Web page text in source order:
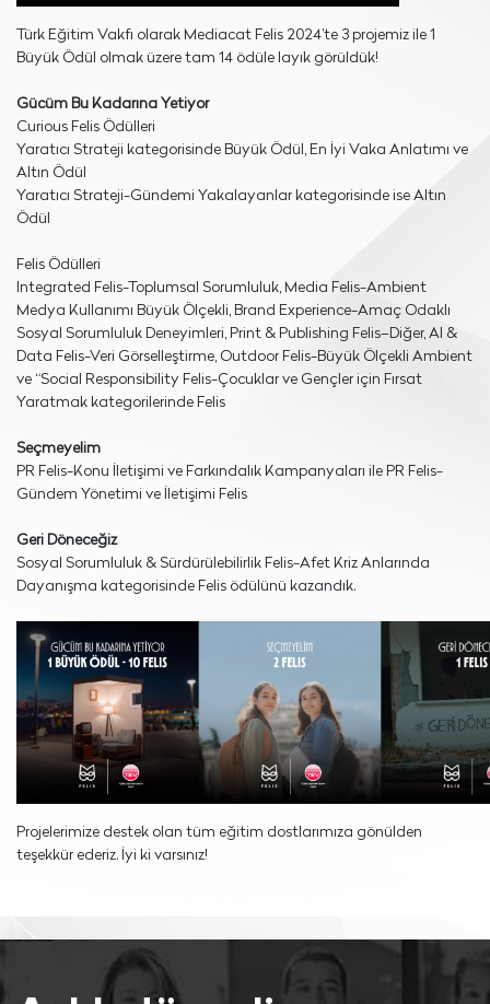
Türk Eğitim Vakfı olarak Mediacat Felis 2024’te 3 projemiz ile 1
Büyük Ödül olmak üzere tam 14 ödüle layık görüldük!
Gücüm Bu Kadarına Yetiyor
Curious Felis Ödülleri
Yaratıcı Strateji kategorisinde Büyük Ödül, En İyi Vaka Anlatımı ve
Altın Ödül
Yaratıcı Strateji-Gündemi Yakalayanlar kategorisinde ise Altın
Ödül
Felis Ödülleri
Integrated Felis-Toplumsal Sorumluluk, Media Felis-Ambient
Medya Kullanımı Büyük Ölçekli, Brand Experience-Amaç Odaklı
Sosyal Sorumluluk Deneyimleri, Print & Publishing Felis–Diğer, AI &
Data Felis-Veri Görselleştirme, Outdoor Felis-Büyük Ölçekli Ambient
ve “Social Responsibility Felis-Çocuklar ve Gençler için Fırsat
Yaratmak kategorilerinde Felis
Seçmeyelim
PR Felis-Konu İletişimi ve Farkındalık Kampanyaları ile PR Felis-
Gündem Yönetimi ve İletişimi Felis
Geri Döneceğiz
Sosyal Sorumluluk & Sürdürülebilirlik Felis-Afet Kriz Anlarında
Dayanışma kategorisinde Felis ödülünü kazandık.
Projelerimize destek olan tüm eğitim dostlarımıza gönülden
teşekkür ederiz. İyi ki varsınız!